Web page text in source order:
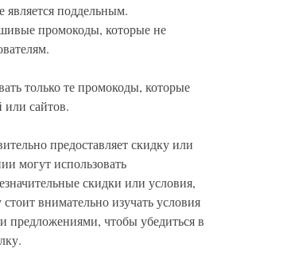
является поддельным.
промокоды, которые не
только те промокоды, которые
сайтов.
предоставляет скидку или
могут использовать
скидки или условия,
внимательно изучать условия
предложениями, чтобы убедиться в